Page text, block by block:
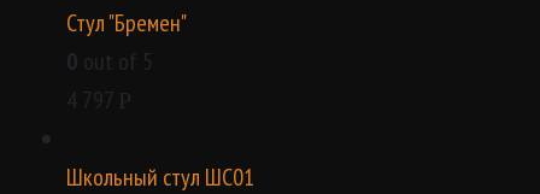
Стул "Бремен"
0 out of 5
4 797 Р
Школьный стул ШС01